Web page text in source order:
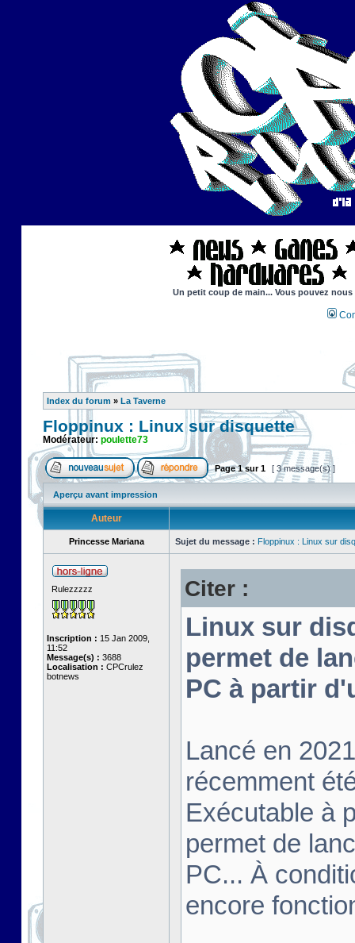
Un petit coup de main... Vous pouvez
Index du forum » La Taverne
Floppinux : Linux sur disquette
Modérateur: poulette73
Page1sur1 [ 3 message(s) ]
Aperçu avant impression
Auteur
Princesse Mariana Sujet du message : Floppinux : Linux sur
Rulezzzzz
Inscription : 15 Jan 2009,
11:52
Message(s) : 3688
Localisation : CPCrulez
botnews
Citer :
Linux sur
permet de
PC à partir
Lancé en
récemment
Exécutable à
permet de
PC... À
encore